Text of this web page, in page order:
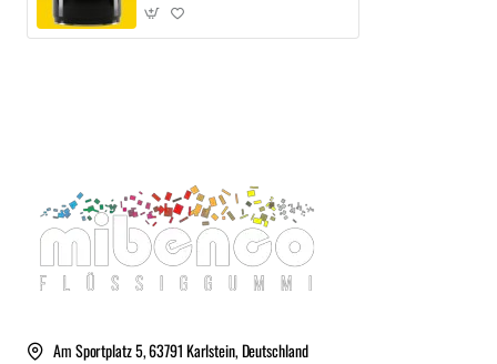
Am Sportplatz 5, 63791 Karlstein, Deutschland